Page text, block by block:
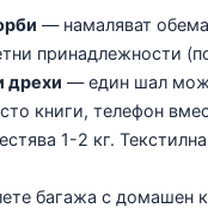
— намаляват
принадлежности
дрехи — един шал
книги, телефон
1-2 кг.
багажа с домашен